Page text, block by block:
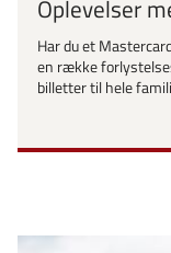
Oplevelser
Har du et
en række
billetter til hele